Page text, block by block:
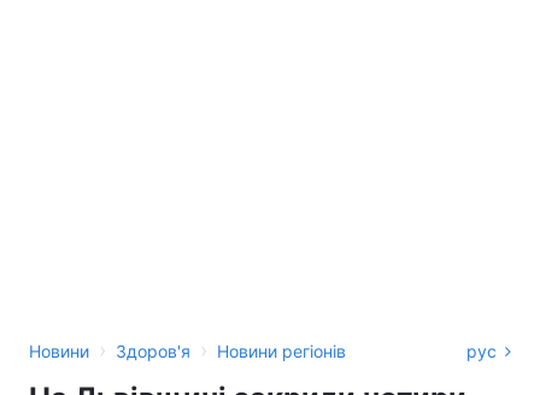
Новини › Здоров'я › Новини регіонів рус